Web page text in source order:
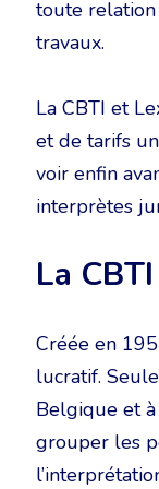
toute relation
travaux.
La CBTI et
et de tarifs
voir enfin
interprètes
La CBTI
Créée en
lucratif.
Belgique et
grouper les